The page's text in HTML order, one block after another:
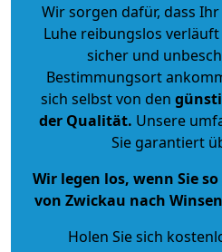
Wir sorgen dafür, dass
Luhe reibungslos
sicher und
Bestimmungsort
sich selbst von den
der Qualität. Unsere
Sie garantiert
Wir legen los, wenn Sie
von Zwickau nach
Holen Sie sich